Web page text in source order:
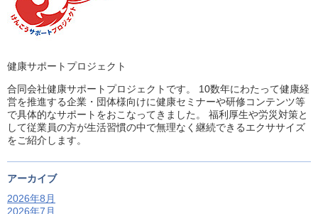
健康サポートプロジェクト
合同会社健康サポートプロジェクトです。 10数年にわたって健康経
営を推進する企業・団体様向けに健康セミナーや研修コンテンツ等
で具体的なサポートをおこなってきました。 福利厚生や労災対策と
して従業員の方が生活習慣の中で無理なく継続できるエクササイズ
をご紹介します。
アーカイブ
2026年8月
2026年7月